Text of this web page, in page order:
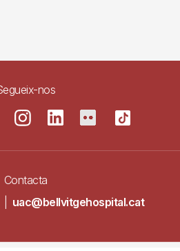
nos
Contacta
uac@bellvitgehospital.cat